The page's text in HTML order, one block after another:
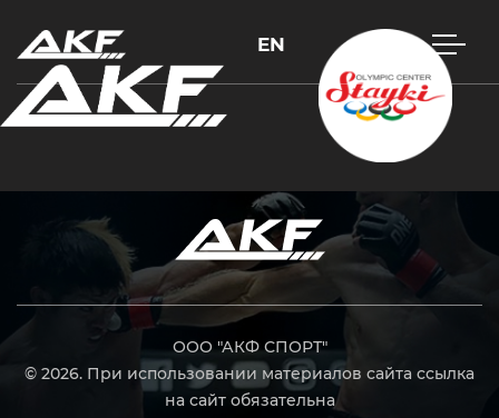
EN
ООО "АКФ СПОРТ"
© 2026. При использовании материалов сайта ссылка
на сайт обязательна
Нажмите Enter для поиска или Esc, чтобы закрыть